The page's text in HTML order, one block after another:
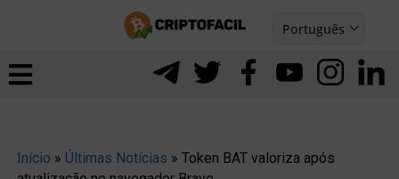
Português
Español
Início » Últimas Notícias » Token BAT valoriza após